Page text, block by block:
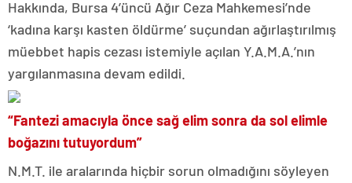
Hakkında, Bursa 4’üncü Ağır Ceza Mahkemesi’nde
‘kadına karşı kasten öldürme’ suçundan ağırlaştırılmış
müebbet hapis cezası istemiyle açılan Y.A.M.A.’nın
yargılanmasına devam edildi.
“Fantezi amacıyla önce sağ elim sonra da sol elimle
boğazını tutuyordum”
N.M.T. ile aralarında hiçbir sorun olmadığını söyleyen